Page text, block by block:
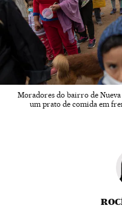
Moradores do bairro de
um prato de comida em